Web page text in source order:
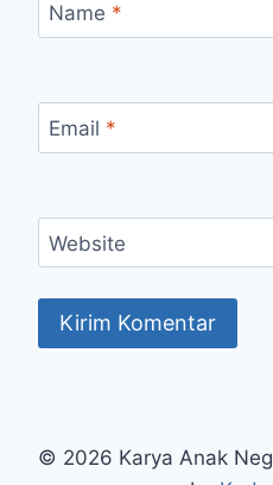
Name *
Email *
Website
© 2026 Karya Anak